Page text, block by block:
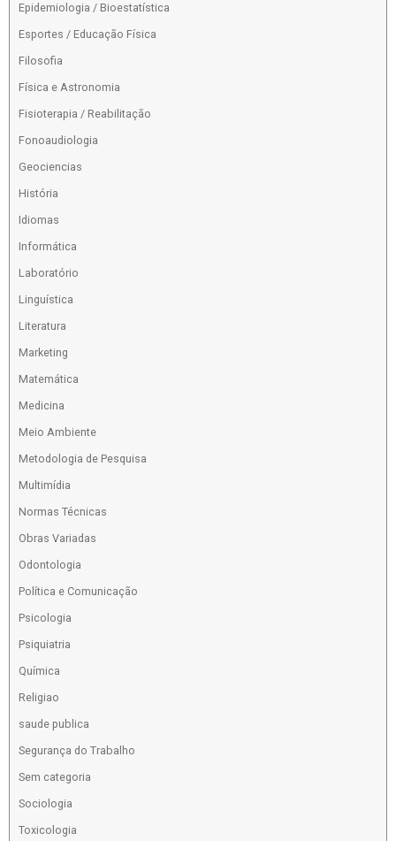
Epidemiologia / Bioestatística
Esportes / Educação Física
Filosofia
Física e Astronomia
Fisioterapia / Reabilitação
Fonoaudiologia
Geociencias
História
Idiomas
Informática
Laboratório
Linguística
Literatura
Marketing
Matemática
Medicina
Meio Ambiente
Metodologia de Pesquisa
Multimídia
Normas Técnicas
Obras Variadas
Odontologia
Política e Comunicação
Psicologia
Psiquiatria
Química
Religiao
saude publica
Segurança do Trabalho
Sem categoria
Sociologia
Toxicologia